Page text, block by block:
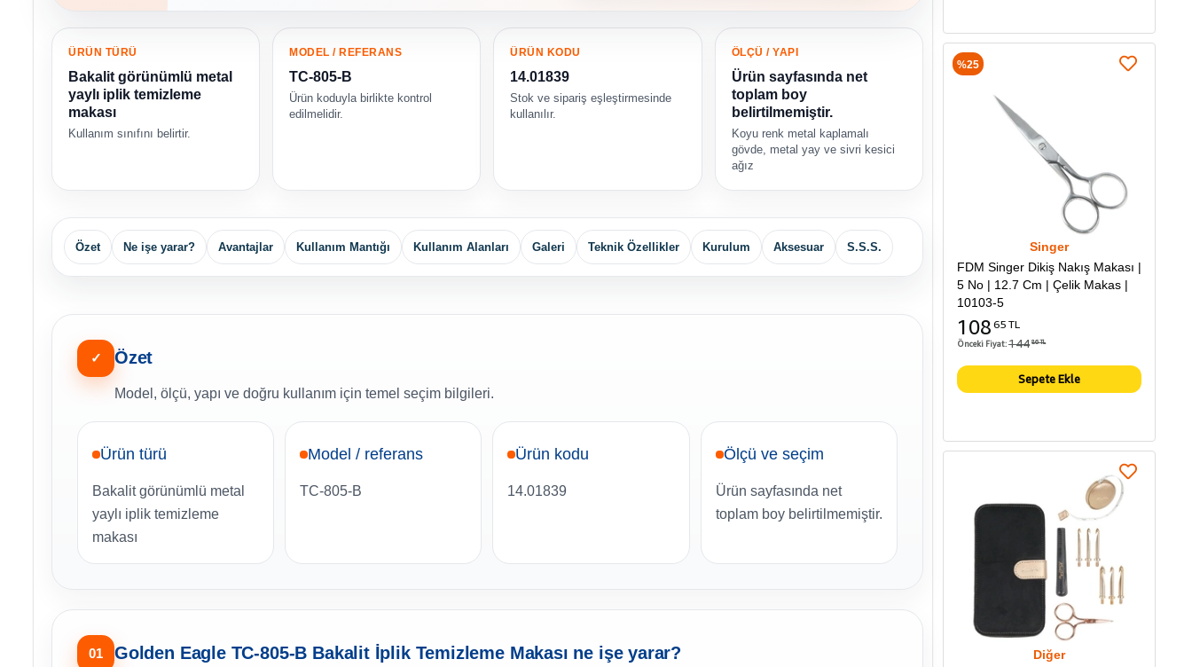
ÜRÜN TÜRÜ
Bakalit görünümlü metal
yaylı iplik temizleme
makası
Kullanım sınıfını belirtir.
MODEL / REFERANS
TC-805-B
Ürün koduyla birlikte kontrol
edilmelidir.
ÜRÜN KODU
14.01839
Stok ve sipariş eşleştirmesinde
kullanılır.
ÖLÇÜ / YAPI
Ürün sayfasında net
toplam boy
belirtilmemiştir.
Koyu renk metal kaplamalı
gövde, metal yay ve sivri kesici
ağız
Özet Ne işe yarar? Avantajlar Kullanım Mantığı Kullanım Alanları Galeri Teknik Özellikler Kurulum Aksesuar S.S.S.
✓ Özet
Model, ölçü, yapı ve doğru kullanım için temel seçim bilgileri.
Ürün türü
Bakalit görünümlü metal
yaylı iplik temizleme
makası
Model / referans
TC-805-B
Ürün kodu
14.01839
Ölçü ve seçim
Ürün sayfasında net
toplam boy belirtilmemiştir.
01 Golden Eagle TC-805-B Bakalit İplik Temizleme Makası ne işe yarar?
Singer
FDM Singer Dikiş Nakış Makası |
5 No | 12.7 Cm | Çelik Makas |
10103-5
108 65 TL
Önceki Fiyat:144 86 TL
Sepete Ekle
%25
Diğer